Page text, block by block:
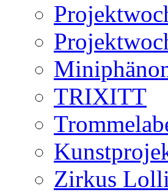
TRIXITT
Zirkus